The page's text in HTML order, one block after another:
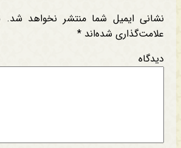
نشانی ایمیل شما منتشر نخواهد شد.
علامت‌گذاری شده‌اند *